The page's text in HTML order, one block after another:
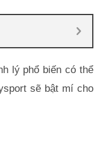
lý phổ biến có thể
sẽ bật mí cho